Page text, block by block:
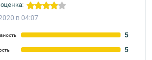
в 04:07
5
5